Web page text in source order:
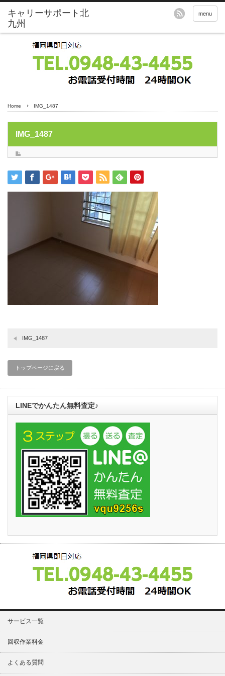
menu
Home IMG_1487
IMG_1487
IMG_1487
トップページに戻る
LINEでかんたん無料査定♪
サービス一覧
回収作業料金
よくある質問